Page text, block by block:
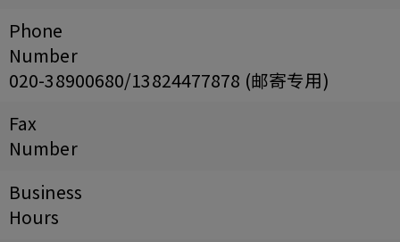
Phone
Number
020-38900680/13824477878 (邮寄专用)
Fax
Number
Business
Hours